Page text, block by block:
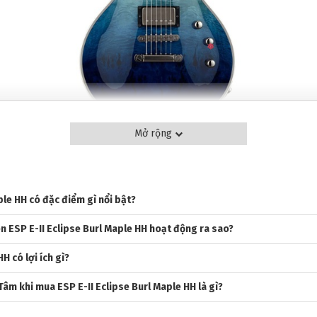
như metal và hard rock. Được các nghệ sĩ huyền thoại như James
cao cấp được sản xuất tại nhà máy ESP ở Nhật Bản, mang lại
đàn đều đáp ứng mong muốn của nhạc công, từ nghệ sĩ
Mở rộng
HH có đặc điểm gì nổi bật?
E-II Eclipse Burl Maple HH hoạt động ra sao?
có lợi ích gì?
khi mua ESP E-II Eclipse Burl Maple HH là gì?